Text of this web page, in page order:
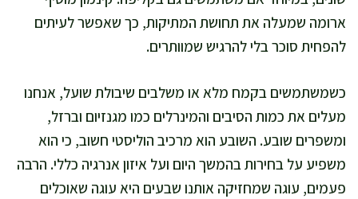
ארומה שמעלה את תחושת המתיקות, כך שאפשר לעיתים
להפחית סוכר בלי להרגיש שמוותרים.
כשמשתמשים בקמח מלא או משלבים שיבולת שועל, אנחנו
מעלים את כמות הסיבים והמינרלים כמו מגנזיום וברזל,
ומשפרים שובע. השובע הוא מרכיב הוליסטי חשוב, כי הוא
משפיע על בחירות בהמשך היום ועל איזון אנרגיה כללי. הרבה
פעמים, עוגה שמחזיקה אותנו שבעים היא עוגה שאוכלים